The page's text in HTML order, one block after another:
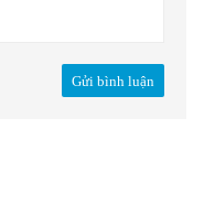
Gửi bình luận